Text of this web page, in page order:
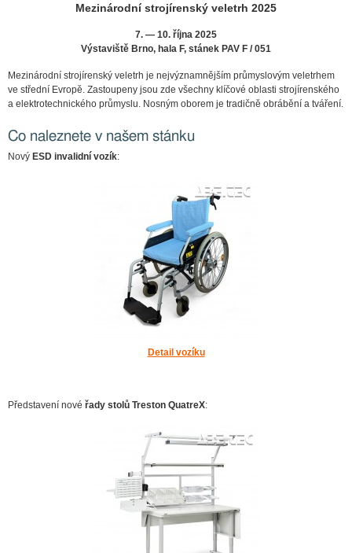
Mezinárodní strojírenský veletrh 2025
7. — 10. října 2025
Výstaviště Brno, hala F, stánek PAV F / 051
Mezinárodní strojírenský veletrh je nejvýznamnějším průmyslovým veletrhem
ve střední Evropě. Zastoupeny jsou zde všechny klíčové oblasti strojírenského
a elektrotechnického průmyslu. Nosným oborem je tradičně obrábění a tváření.
Co naleznete v našem stánku
Nový ESD invalidní vozík:
Detail vozíku
Představení nové řady stolů Treston QuatreX: